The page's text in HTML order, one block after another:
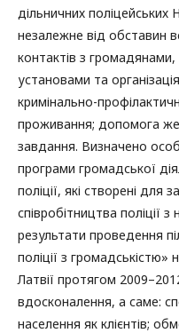
дільничних поліцейських
незалежне від обставин
контактів з
установами та
кримінально-
проживання; допомога
завдання. Визначено
програми громадської
поліції, які створені для
співробітництва поліції
результати проведення
поліції з громадськістю»
Латвії протягом
вдосконалення, а саме:
населення як клієнтів;